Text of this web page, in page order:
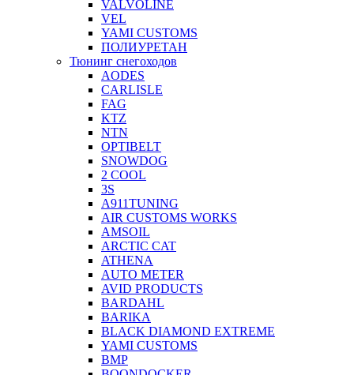
VALVOLINE
VEL
YAMI CUSTOMS
ПОЛИУРЕТАН
Тюнинг снегоходов
AODES
CARLISLE
FAG
KTZ
NTN
OPTIBELT
SNOWDOG
2 СOOL
3S
A911TUNING
AIR CUSTOMS WORKS
AMSOIL
ARCTIC CAT
ATHENA
AUTO METER
AVID PRODUCTS
BARDAHL
BARIKA
BLACK DIAMOND EXTREME
YAMI CUSTOMS
BMP